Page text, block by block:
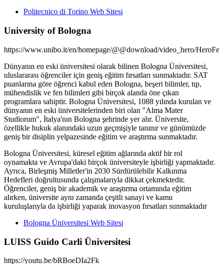
Politecnico di Torino Web Sitesi
University of Bologna
https://www.unibo.it/en/homepage/@@download/video_hero/
Dünyanın en eski üniversitesi olarak bilinen Bologna Üniversitesi,
uluslararası öğrenciler için geniş eğitim fırsatları sunmaktadır. SAT
puanlarına göre öğrenci kabul eden Bologna, beşeri bilimler, tıp,
mühendislik ve fen bilimleri gibi birçok alanda öne çıkan
programlara sahiptir. Bologna Üniversitesi, 1088 yılında kurulan ve
dünyanın en eski üniversitelerinden biri olan "Alma Mater
Studiorum", İtalya'nın Bologna şehrinde yer alır. Üniversite,
özellikle hukuk alanındaki uzun geçmişiyle tanınır ve günümüzde
geniş bir disiplin yelpazesinde eğitim ve araştırma sunmaktadır.
Bologna Üniversitesi, küresel eğitim ağlarında aktif bir rol
oynamakta ve Avrupa'daki birçok üniversiteyle işbirliği yapmaktadır.
Ayrıca, Birleşmiş Milletler'in 2030 Sürdürülebilir Kalkınma
Hedefleri doğrultusunda çalışmalarıyla dikkat çekmektedir.
Öğrenciler, geniş bir akademik ve araştırma ortamında eğitim
alırken, üniversite aynı zamanda çeşitli sanayi ve kamu
kuruluşlarıyla da işbirliği yaparak inovasyon fırsatları sunmaktadır
Bologna Üniversitesi Web Sitesi
LUISS Guido Carli Üniversitesi
https://youtu.be/bRBoeDIa2Fk